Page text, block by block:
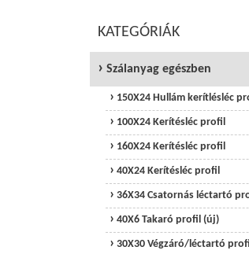
KATEGÓRIÁK
Szálanyag egészben
150X24 Hullám kerítlésléc
100X24 Kerítésléc profil
160X24 Kerítésléc profil
40X24 Kerítésléc profil
36X34 Csatornás léctartó
40X6 Takaró profil (új)
30X30 Végzáró/léctartó profil